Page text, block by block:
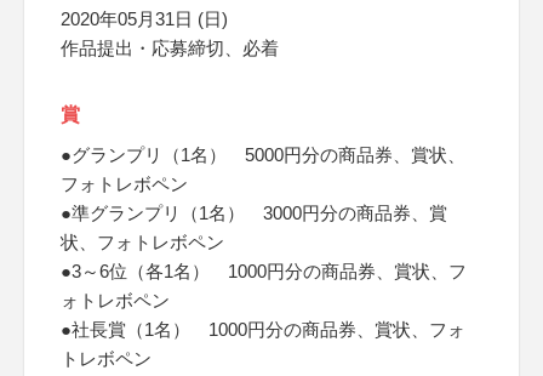
2020年05月31日 (日)
作品提出・応募締切、必着
賞
●グランプリ（1名） 5000円分の商品券、賞状、
フォトレボペン
●準グランプリ（1名） 3000円分の商品券、賞
状、フォトレボペン
●3～6位（各1名） 1000円分の商品券、賞状、フ
ォトレボペン
●社長賞（1名） 1000円分の商品券、賞状、フォ
トレボペン